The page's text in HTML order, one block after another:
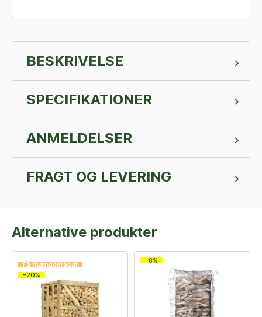
BESKRIVELSE
SPECIFIKATIONER
ANMELDELSER
FRAGT OG LEVERING
Alternative produkter
Få mængderabat
-20%
-8%